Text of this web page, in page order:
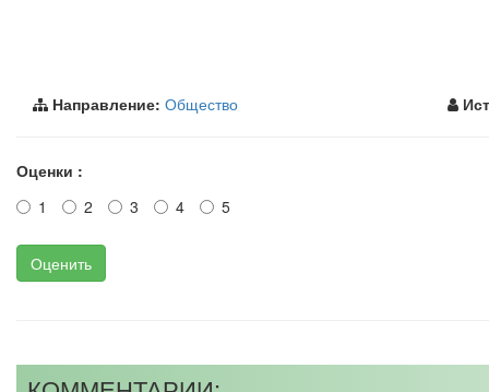
Направление: Общество
Оценки :
1
2 3 4 5
Оценить